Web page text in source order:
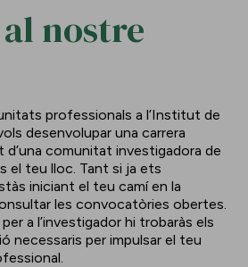
nostre
professionals a l’Institut de
desenvolupar una carrera
comunitat investigadora de
el teu lloc. Tant si ja ets
iniciant el teu camí en la
les convocatòries obertes.
a l’investigador hi trobaràs els
necessaris per impulsar el teu